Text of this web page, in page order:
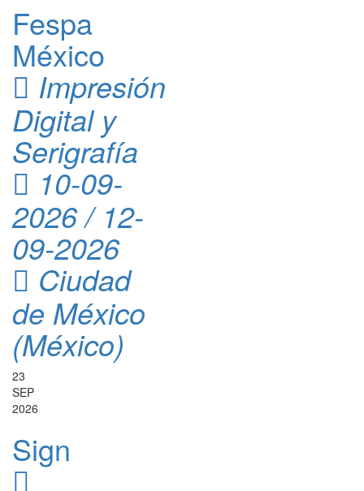
Fespa
México
Impresión
Digital y
Serigrafía
10-09-
2026 / 12-
09-2026
Ciudad
de México
(México)
23
SEP
2026
Sign